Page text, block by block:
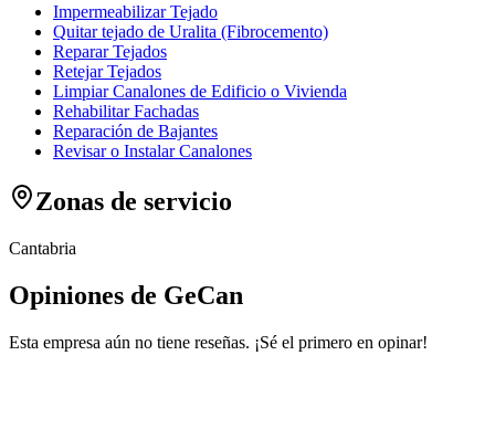
Impermeabilizar Tejado
Quitar tejado de Uralita (Fibrocemento)
Reparar Tejados
Retejar Tejados
Limpiar Canalones de Edificio o Vivienda
Rehabilitar Fachadas
Reparación de Bajantes
Revisar o Instalar Canalones
Zonas de servicio
Cantabria
Opiniones de GeCan
Esta empresa aún no tiene reseñas. ¡Sé el primero en opinar!